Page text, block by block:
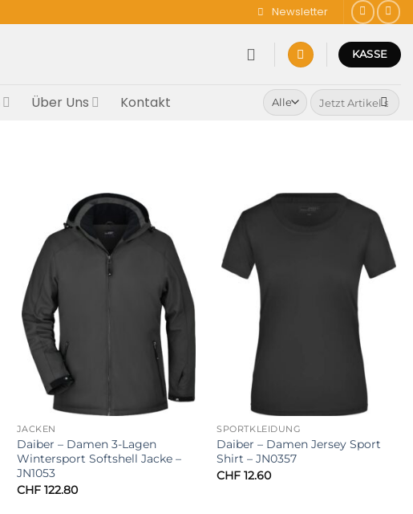
Newsletter
KASSE
Über Uns Kontakt
Suchen
nach:
JACKEN
Daiber – Damen 3-Lagen
Wintersport Softshell Jacke –
JN1053
CHF122.80
SPORTKLEIDUNG
Daiber – Damen Jersey Sport
Shirt – JN0357
CHF 12.60